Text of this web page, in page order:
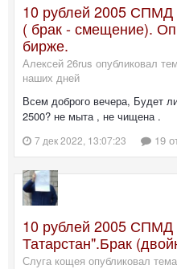
10 рублей 2005 СПМД
( брак - смещение).
бирже.
Алексей 26rus опубликовал
наших дней
Всем доброго вечера, Будет
2500? не мыта , не чищена .
7 дек 2022, 13:07:23 19
10 рублей 2005 СПМД
Татарстан".Брак
Слуга кощея опубликовал